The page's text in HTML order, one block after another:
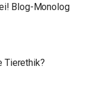
Blog-Monolog
Tierethik?